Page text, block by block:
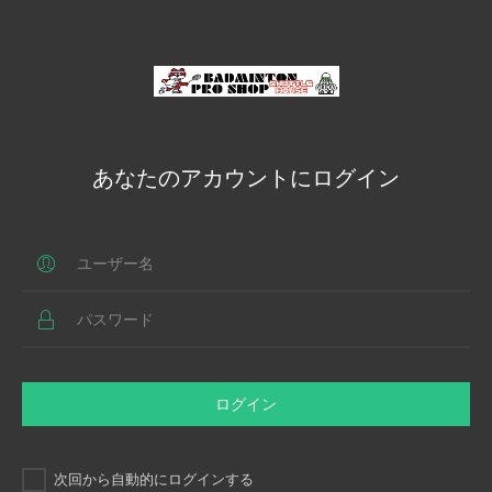
あなたのアカウントにログイン
ログイン
次回から自動的にログインする